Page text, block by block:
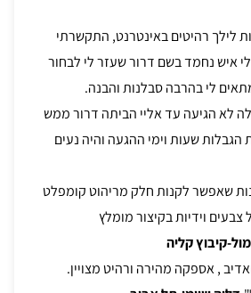
לילך רהיטים באינטרנט, התקשרתי
איש נחמד בשם דרור שעזר לי לבחור
לי בהרבה סבלנות והבנה.
לא הגיעה עד אליי הביתה דרור ממש
הגבלות שעות וימי ההגעה והיה נעים
שאפשר לקנות חלק מריהוט קומפלט
וידיות בקיצור מומלץ
קיבוץ קליה
, אספקה מהירה ורהיט מצויין.